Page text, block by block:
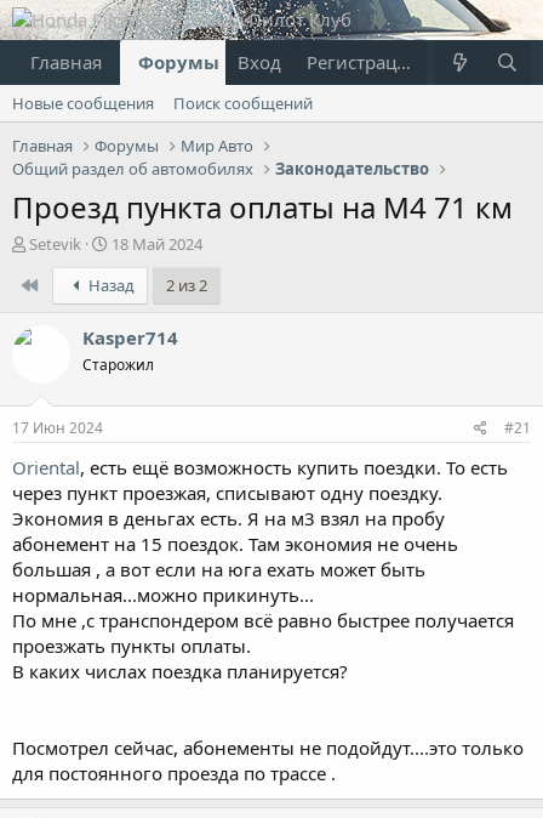
Главная Форумы Что нового?
Вход Регистрация
Новые сообщения
Поиск сообщений
Главная
Форумы
Мир Авто
Общий раздел об автомобилях
Законодательство
Проезд пункта оплаты на М4 71 км
А
т
р
т
ы
Setevik
Д
а
т
а
н
а
ч
18 Май 2024
Назад 2 из 2
Kasper714
Старожил
17 Июн 2024 #21
Oriental, есть ещё возможность купить поездки. То есть
через пункт проезжая, списывают одну поездку.
Экономия в деньгах есть. Я на м3 взял на пробу
абонемент на 15 поездок. Там экономия не очень
большая , а вот если на юга ехать может быть
нормальная...можно прикинуть...
По мне ,с транспондером всё равно быстрее получается
проезжать пункты оплаты.
В каких числах поездка планируется?
Посмотрел сейчас, абонементы не подойдут....это только
для постоянного проезда по трассе .